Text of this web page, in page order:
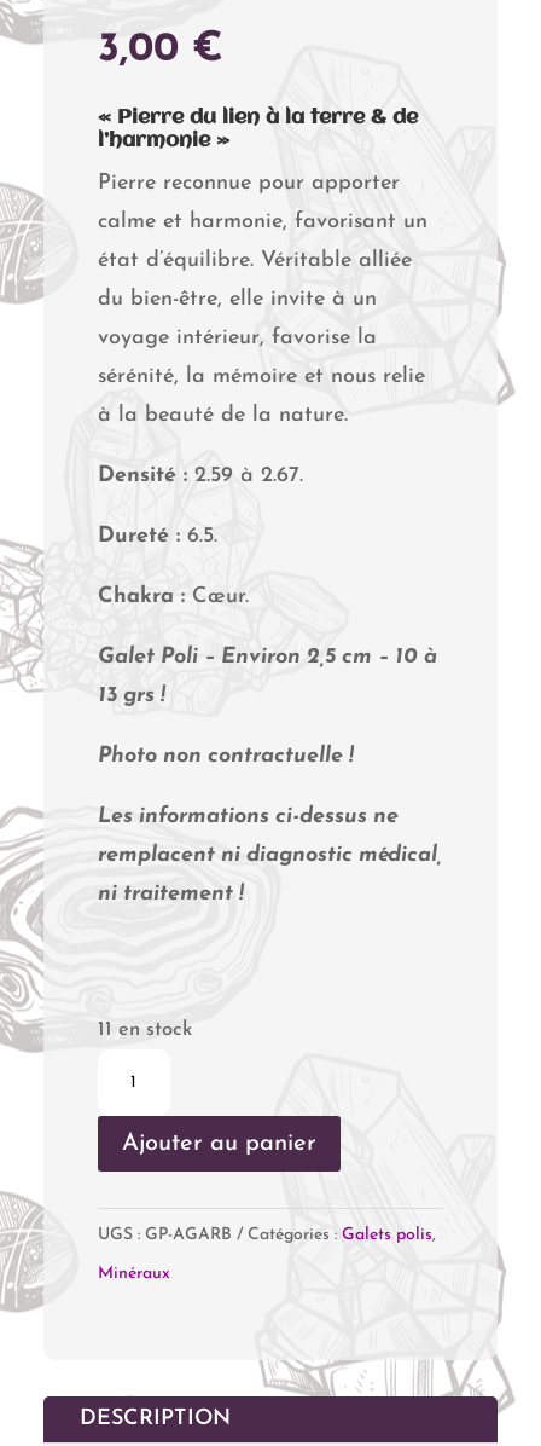
3,00 €
« Pierre du lien à la terre & de
l’harmonie »
Pierre reconnue pour apporter
calme et harmonie, favorisant un
état d’équilibre. Véritable alliée
du bien-être, elle invite à un
voyage intérieur, favorise la
sérénité, la mémoire et nous relie
à la beauté de la nature.
Densité :2.59 à 2.67.
Dureté :6.5.
Chakra :Cœur.
Galet Poli – Environ 2,5 cm – 10 à
13 grs !
Photo non contractuelle !
Les informations ci-dessus ne
remplacent ni diagnostic médical,
ni traitement !
11 en stock
Agate
Ajouter au panier
UGS : GP-AGARB Catégories : Galets polis,
Minéraux
DESCRIPTION